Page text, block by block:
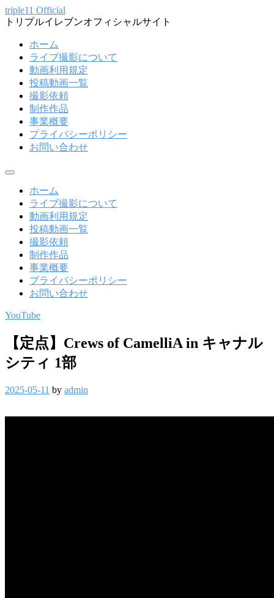
コ
ン
triple11 Official
トリプルイレブンオフィシャルサイト
ホーム
ライブ撮影について
動画利用規定
投稿動画一覧
撮影依頼
制作作品
事業概要
プライバシーポリシー
お問い合わせ
メ
ホーム
ライブ撮影について
動画利用規定
投稿動画一覧
撮影依頼
制作作品
事業概要
プライバシーポリシー
お問い合わせ
YouTube
【定点】Crews of CamelliA in キャナル
シティ 1部
2025-05-11 by admin